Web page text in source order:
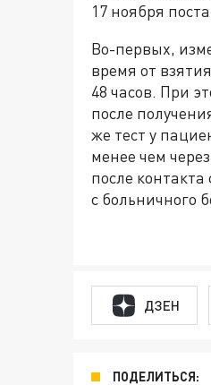
17 ноября
Во-первых,
время от
48 часов. При
после
же тест у
менее чем
после
с больничного
ДЗЕН
ПОДЕЛИТЬСЯ: